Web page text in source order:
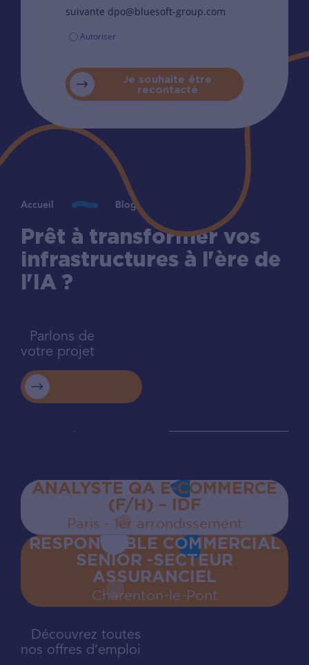
suivante dpo@bluesoft-group.com
Autoriser
Je souhaite être
recontacté
Accueil Blog
Prêt à transformer vos
infrastructures à l'ère de
l'IA ?
Parlons de
votre projet
ANALYSTE QA E-COMMERCE
(F/H) – IDF
Paris - 1er arrondissement
RESPONSABLE COMMERCIAL
SENIOR -SECTEUR
ASSURANCIEL
Charenton‍-‍le‍-‍Pont
Découvrez toutes
nos offres d’emploi